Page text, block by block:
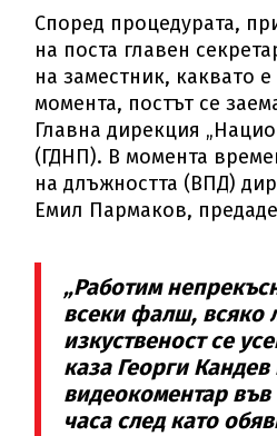
Според процедурата,
на поста главен
на заместник, каквато е
момента, постът се
Главна дирекция
(ГДНП). В момента
на длъжността (ВПД)
Емил Пармаков,
„Работим
всеки фалш, всяко
изкуственост се
каза Георги Кандев
видеокоментар
часа след като